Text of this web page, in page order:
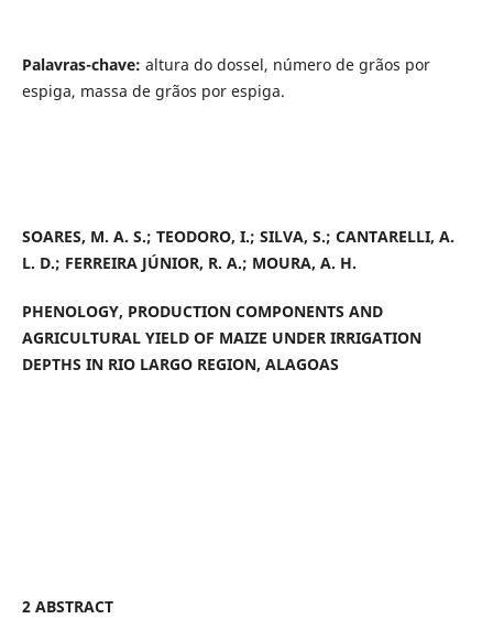
Palavras-chave: altura do dossel, número de grãos por
espiga, massa de grãos por espiga.
SOARES, M. A. S.; TEODORO, I.; SILVA, S.; CANTARELLI, A.
L. D.; FERREIRA JÚNIOR, R. A.; MOURA, A. H.
PHENOLOGY, PRODUCTION COMPONENTS AND
AGRICULTURAL YIELD OF MAIZE UNDER IRRIGATION
DEPTHS IN RIO LARGO REGION, ALAGOAS
2 ABSTRACT